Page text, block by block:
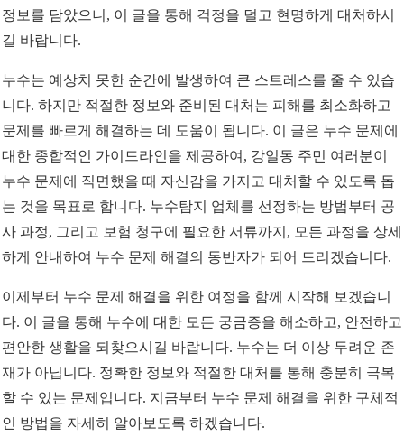
정보를 담았으니, 이 글을 통해 걱정을 덜고 현명하게 대처하시
길 바랍니다.
누수는 예상치 못한 순간에 발생하여 큰 스트레스를 줄 수 있습
니다. 하지만 적절한 정보와 준비된 대처는 피해를 최소화하고
문제를 빠르게 해결하는 데 도움이 됩니다. 이 글은 누수 문제에
대한 종합적인 가이드라인을 제공하여, 강일동 주민 여러분이
누수 문제에 직면했을 때 자신감을 가지고 대처할 수 있도록 돕
는 것을 목표로 합니다. 누수탐지 업체를 선정하는 방법부터 공
사 과정, 그리고 보험 청구에 필요한 서류까지, 모든 과정을 상세
하게 안내하여 누수 문제 해결의 동반자가 되어 드리겠습니다.
이제부터 누수 문제 해결을 위한 여정을 함께 시작해 보겠습니
다. 이 글을 통해 누수에 대한 모든 궁금증을 해소하고, 안전하고
편안한 생활을 되찾으시길 바랍니다. 누수는 더 이상 두려운 존
재가 아닙니다. 정확한 정보와 적절한 대처를 통해 충분히 극복
할 수 있는 문제입니다. 지금부터 누수 문제 해결을 위한 구체적
인 방법을 자세히 알아보도록 하겠습니다.